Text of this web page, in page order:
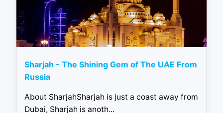
Sharjah - The Shining Gem of The UAE From
Russia
About SharjahSharjah is just a coast away from
Dubai, Sharjah is anoth...